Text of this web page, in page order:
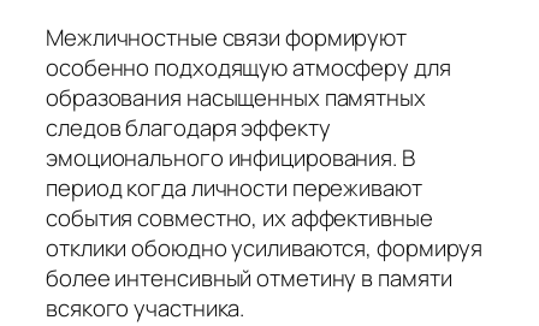
Межличностные связи формируют
особенно подходящую атмосферу для
образования насыщенных памятных
следов благодаря эффекту
эмоционального инфицирования. В
период когда личности переживают
события совместно, их аффективные
отклики обоюдно усиливаются, формируя
более интенсивный отметину в памяти
всякого участника.